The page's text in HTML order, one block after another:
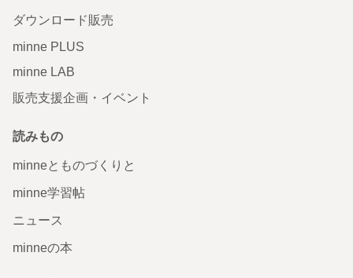
ダウンロード販売
minne PLUS
minne LAB
販売支援企画・イベント
読みもの
minneとものづくりと
minne学習帖
ニュース
minneの本